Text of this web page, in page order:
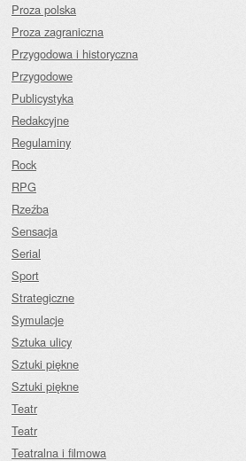
Proza polska
Proza zagraniczna
Przygodowa i historyczna
Przygodowe
Publicystyka
Redakcyjne
Regulaminy
Rock
RPG
Rzeźba
Sensacja
Serial
Sport
Strategiczne
Symulacje
Sztuka ulicy
Sztuki piękne
Sztuki piękne
Teatr
Teatr
Teatralna i filmowa